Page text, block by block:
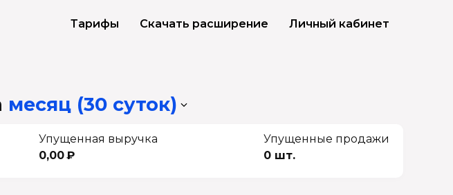
Тарифы Скачать расширение Личный кабинет
месяц (30 суток)
Упущенная выручка
0,00 ₽
Упущенные продажи
0 шт.